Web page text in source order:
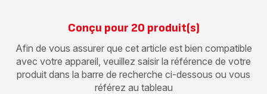
Conçu pour 20 produit(s)
Afin de vous assurer que cet article est bien compatible
avec votre appareil, veuillez saisir la référence de votre
produit dans la barre de recherche ci-dessous ou vous
référez au tableau